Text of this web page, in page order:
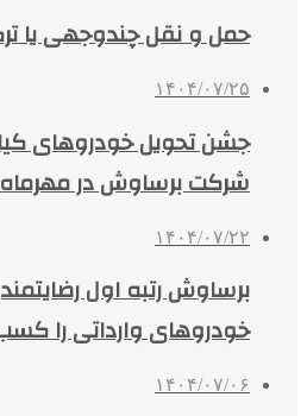
حمل و نقل چندوجهی یا
۱۴۰۴/۰۷/۲۵
جشن تحویل خودروهای
شرکت برساوش در مهرماه
۱۴۰۴/۰۷/۲۲
برساوش رتبه اول
خودروهای وارداتی را
۱۴۰۴/۰۷/۰۶